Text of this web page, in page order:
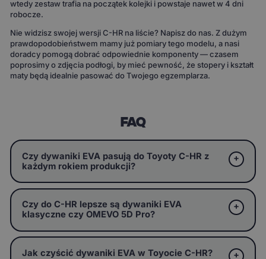
wtedy zestaw trafia na początek kolejki i powstaje nawet w 4 dni
robocze.
Nie widzisz swojej wersji C-HR na liście? Napisz do nas. Z dużym
prawdopodobieństwem mamy już pomiary tego modelu, a nasi
doradcy pomogą dobrać odpowiednie komponenty — czasem
poprosimy o zdjęcia podłogi, by mieć pewność, że stopery i kształt
maty będą idealnie pasować do Twojego egzemplarza.
FAQ
Czy dywaniki EVA pasują do Toyoty C-HR z
każdym rokiem produkcji?
Czy do C-HR lepsze są dywaniki EVA
klasyczne czy OMEVO 5D Pro?
Jak czyścić dywaniki EVA w Toyocie C-HR?